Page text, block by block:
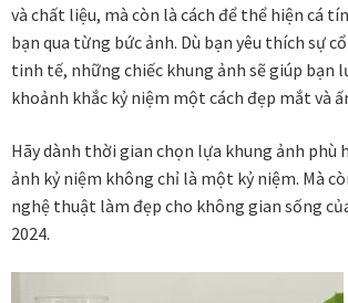
Thông tin chung & hỗ trợ
Tối ưu chất lượng hình ảnh
Trang mẫu
Tranh biểu tượng văn hoá Việt Nam
Tranh dán tường
và chất liệu, mà còn là cách để thể hiện cá
bạn qua từng bức ảnh. Dù bạn yêu thích sự
tinh tế, những chiếc khung ảnh sẽ giúp bạn
khoảnh khắc kỷ niệm một cách đẹp mắt và
Hãy dành thời gian chọn lựa khung ảnh phù
ảnh kỷ niệm không chỉ là một kỷ niệm. Mà
nghệ thuật làm đẹp cho không gian sống
2024.